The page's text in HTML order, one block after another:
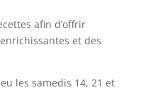
afin d’offrir
et des
les samedis 14, 21 et